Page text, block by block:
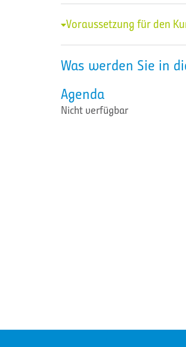
Voraussetzung für den
Was werden Sie in
Agenda
Nicht verfügbar